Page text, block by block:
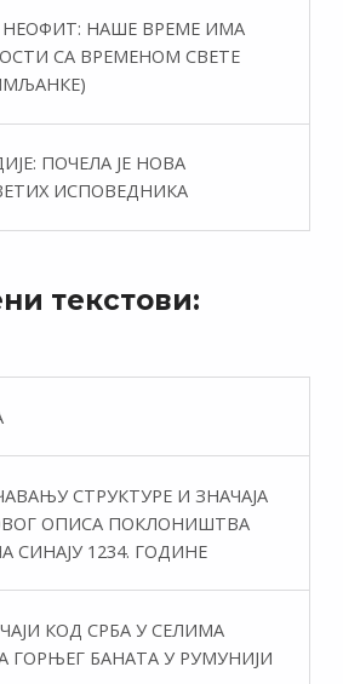
НАШЕ ВРЕМЕ ИМА
СА ВРЕМЕНОМ СВЕТЕ
ПОЧЕЛА ЈЕ НОВА
ИСПОВЕДНИКА
текстови:
СТРУКТУРЕ И ЗНАЧАЈА
ОПИСА ПОКЛОНИШТВА
СИНАЈУ 1234. ГОДИНЕ
КОД СРБА У СЕЛИМА
ГОРЊЕГ БАНАТА У РУМУНИЈИ